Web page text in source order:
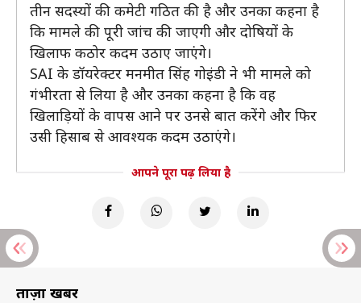
तीन सदस्यों की कमेटी गठित की है और उनका कहना है
कि मामले की पूरी जांच की जाएगी और दोषियों के
खिलाफ कठोर कदम उठाए जाएंगे।
SAI के डॉयरेक्टर मनमीत सिंह गोइंडी ने भी मामले को
गंभीरता से लिया है और उनका कहना है कि वह
खिलाड़ियों के वापस आने पर उनसे बात करेंगे और फिर
उसी हिसाब से आवश्यक कदम उठाएंगे।
आपने पूरा पढ़ लिया है
ताज़ा खबरें